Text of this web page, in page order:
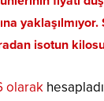
isotun
olarak